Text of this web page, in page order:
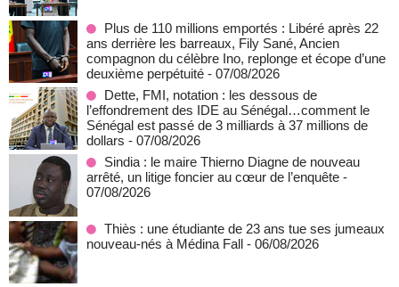
Plus de 110 millions emportés : Libéré après 22
ans derrière les barreaux, Fily Sané, Ancien
compagnon du célèbre Ino, replonge et écope d’une
deuxième perpétuité - 07/08/2026
Dette, FMI, notation : les dessous de
l’effondrement des IDE au Sénégal…comment le
Sénégal est passé de 3 milliards à 37 millions de
dollars - 07/08/2026
Sindia : le maire Thierno Diagne de nouveau
arrêté, un litige foncier au cœur de l’enquête -
07/08/2026
Thiès : une étudiante de 23 ans tue ses jumeaux
nouveau-nés à Médina Fall - 06/08/2026